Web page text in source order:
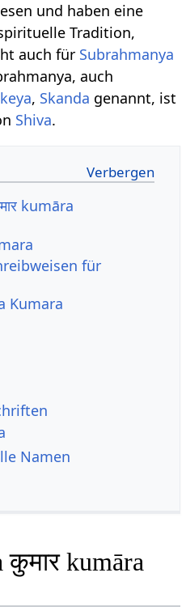
und haben eine
Tradition,
auch für Subrahmanya
auch
, Skanda genannt, ist
Shiva.
kumāra
für
Kumara
Namen
kumāra